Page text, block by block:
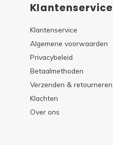
Klantenservice
Klantenservice
Algemene voorwaarden
Privacybeleid
Betaalmethoden
Verzenden & retourneren
Klachten
Over ons